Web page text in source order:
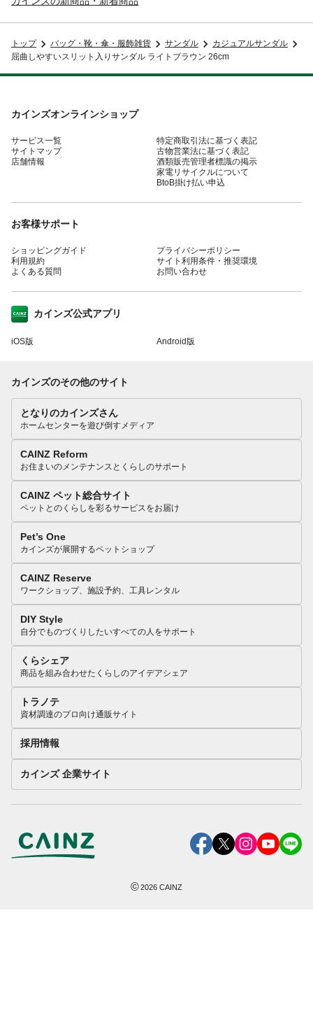
トップ バッグ・靴・傘・服飾雑貨 サンダル
カジュアルサンダル
屈曲しやすいスリット入りサンダル ライトブラウン 26cm
カインズオンラインショップ
サービス一覧
サイトマップ
店舗情報
特定商取引法に基づく表記
古物営業法に基づく表記
酒類販売管理者標識の掲示
家電リサイクルについて
BtoB掛け払い申込
お客様サポート
ショッピングガイド
利用規約
よくある質問
プライバシーポリシー
サイト利用条件・推奨環境
お問い合わせ
カインズ公式アプリ
iOS版 Android版
カインズのその他のサイト
となりのカインズさん
ホームセンターを遊び倒すメディア
CAINZ Reform
お住まいのメンテナンスとくらしのサポート
CAINZ ペット総合サイト
ペットとのくらしを彩るサービスをお届け
Pet’s One
カインズが展開するペットショップ
CAINZ Reserve
ワークショップ、施設予約、工具レンタル
DIY Style
自分でものづくりしたいすべての人をサポート
くらシェア
商品を組み合わせたくらしのアイデアシェア
トラノテ
資材調達のプロ向け通販サイト
採用情報
カインズ 企業サイト
©2026 CAINZ